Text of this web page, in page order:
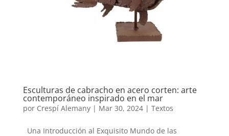
Esculturas de cabracho en acero corten: arte
contemporáneo inspirado en el mar
por Crespí Alemany| Mar 30, 2024| Textos
Una Introducción al Exquisito Mundo de las